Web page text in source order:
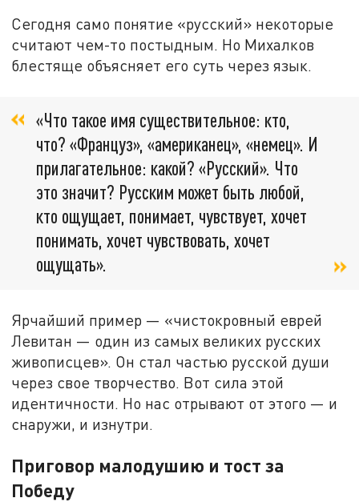
Сегодня само понятие «русский» некоторые
считают чем-то постыдным. Но Михалков
блестяще объясняет его суть через язык.
«Что такое имя существительное: кто,
что? «Француз», «американец», «немец». И
прилагательное: какой? «Русский». Что
это значит? Русским может быть любой,
кто ощущает, понимает, чувствует, хочет
понимать, хочет чувствовать, хочет
ощущать».
Ярчайший пример — «чистокровный еврей
Левитан — один из самых великих русских
живописцев». Он стал частью русской души
через свое творчество. Вот сила этой
идентичности. Но нас отрывают от этого — и
снаружи, и изнутри.
Приговор малодушию и тост за
Победу